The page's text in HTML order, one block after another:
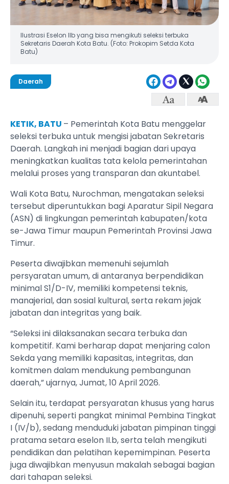
Ilustrasi Eselon IIb yang bisa mengikuti seleksi terbuka
Sekretaris Daerah Kota Batu. (Foto: Prokopim Setda Kota
Batu)
Daerah
KETIK, BATU – Pemerintah Kota Batu menggelar
seleksi terbuka untuk mengisi jabatan Sekretaris
Daerah. Langkah ini menjadi bagian dari upaya
meningkatkan kualitas tata kelola pemerintahan
melalui proses yang transparan dan akuntabel.
Wali Kota Batu, Nurochman, mengatakan seleksi
tersebut diperuntukkan bagi Aparatur Sipil Negara
(ASN) di lingkungan pemerintah kabupaten/kota
se-Jawa Timur maupun Pemerintah Provinsi Jawa
Timur.
Peserta diwajibkan memenuhi sejumlah
persyaratan umum, di antaranya berpendidikan
minimal S1/D-IV, memiliki kompetensi teknis,
manajerial, dan sosial kultural, serta rekam jejak
jabatan dan integritas yang baik.
“Seleksi ini dilaksanakan secara terbuka dan
kompetitif. Kami berharap dapat menjaring calon
Sekda yang memiliki kapasitas, integritas, dan
komitmen dalam mendukung pembangunan
daerah,” ujarnya, Jumat, 10 April 2026.
Selain itu, terdapat persyaratan khusus yang harus
dipenuhi, seperti pangkat minimal Pembina Tingkat
I (IV/b), sedang menduduki jabatan pimpinan tinggi
pratama setara eselon II.b, serta telah mengikuti
pendidikan dan pelatihan kepemimpinan. Peserta
juga diwajibkan menyusun makalah sebagai bagian
dari tahapan seleksi.